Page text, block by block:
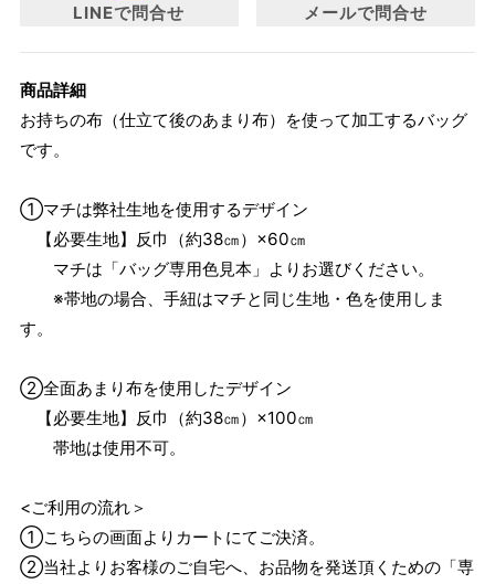
LINEで問合せ メールで問合せ
商品詳細
お持ちの布（仕立て後のあまり布）を使って加工するバッグ
です。
①マチは弊社生地を使用するデザイン
【必要生地】反巾（約38㎝）×60㎝
マチは「バッグ専用色見本」よりお選びください。
※帯地の場合、手紐はマチと同じ生地・色を使用しま
す。
②全面あまり布を使用したデザイン
【必要生地】反巾（約38㎝）×100㎝
帯地は使用不可。
<ご利用の流れ＞
①こちらの画面よりカートにてご決済。
②当社よりお客様のご自宅へ、お品物を発送頂くための「専